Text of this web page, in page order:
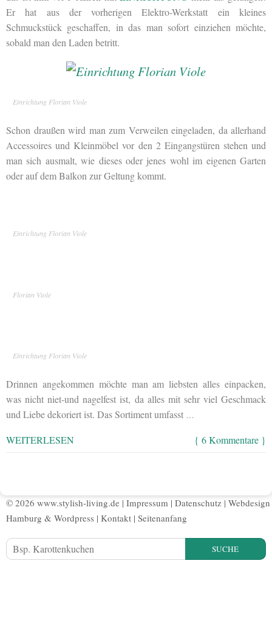
Er hat aus der vorherigen Elektro-Werkstatt ein kleines
Schmuckstück geschaffen, in das man sofort einziehen möchte,
sobald man den Laden betritt.
Einrichtung Florian Viole
Schon draußen wird man zum Verweilen eingeladen, da allerhand
Accessoires und Kleinmöbel vor den 2 Eingangstüren stehen und
man sich ausmalt, wie dieses oder jenes wohl im eigenen Garten
oder auf dem Balkon zur Geltung kommt.
Einrichtung Florian Viole
Florian Viole
Einrichtung Florian Viole
Drinnen angekommen möchte man am liebsten alles einpacken,
was nicht niet-und nagelfest ist, da alles mit sehr viel Geschmack
und Liebe dekoriert ist. Das Sortiment umfasst …
WEITERLESEN { 6 Kommentare }
© 2026 www.stylish-living.de | Impressum | Datenschutz | Webdesign
Hamburg & Wordpress | Kontakt | Seitenanfang
SUCHE